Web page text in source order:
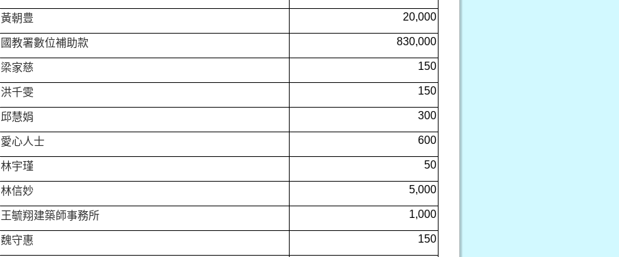
黃朝豊 20,000
國教署數位補助款 830,000
梁家慈 150
洪千雯 150
邱慧娟 300
愛心人士 600
林宇瑾 50
林信妙 5,000
王毓翔建築師事務所 1,000
魏守惠 150